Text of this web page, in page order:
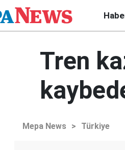
Tren
Mepa News > Türkiye